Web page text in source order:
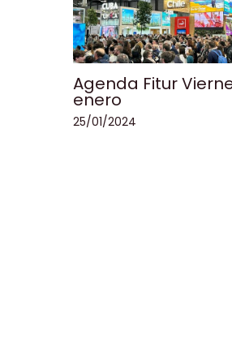
Agenda Fitur
enero
25/01/2024